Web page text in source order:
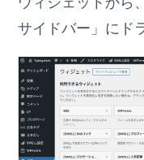
サイドバー」にド